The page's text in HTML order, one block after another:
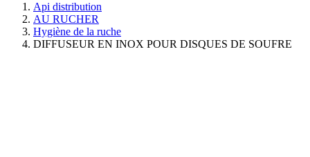
Api distribution
AU RUCHER
Hygiène de la ruche
DIFFUSEUR EN INOX POUR DISQUES DE SOUFRE